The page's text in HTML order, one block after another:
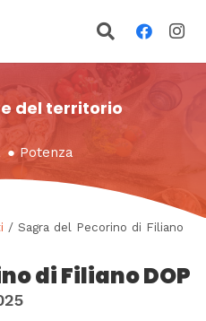
del territorio
● Potenza
/ Sagra del Pecorino di Filiano
di Filiano DOP